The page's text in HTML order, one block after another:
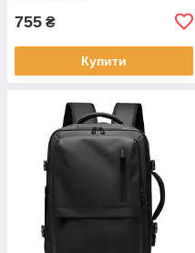
755 ₴
Купити